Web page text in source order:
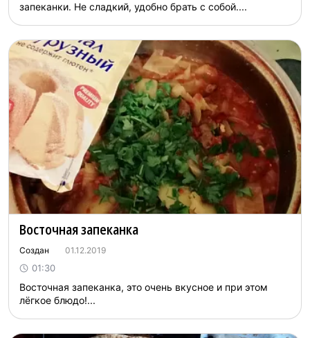
запеканки. Не сладкий, удобно брать с собой....
Восточная запеканка
Создан 01.12.2019
01:30
Восточная запеканка, это очень вкусное и при этом
лёгкое блюдо!...